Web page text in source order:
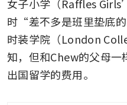
女子小学（Raffles
时“差不多是班里垫底
时装学院（London
知，但和Chew的父母一
出国留学的费用。